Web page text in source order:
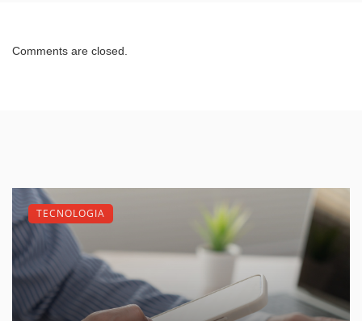
Comments are closed.
TECNOLOGIA